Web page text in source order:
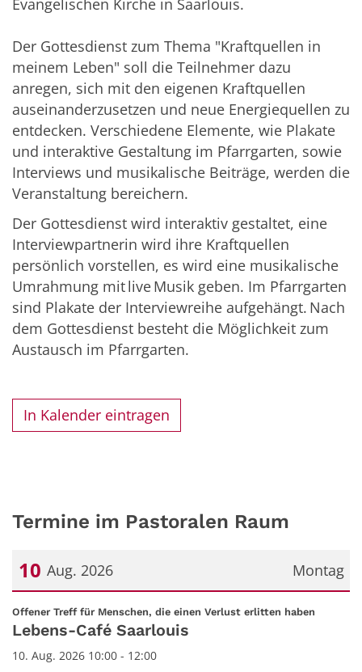
Der Gottesdienst zum Thema "Kraftquellen in
meinem Leben" soll die Teilnehmer dazu
anregen, sich mit den eigenen Kraftquellen
auseinanderzusetzen und neue Energiequellen zu
entdecken. Verschiedene Elemente, wie Plakate
und interaktive Gestaltung im Pfarrgarten, sowie
Interviews und musikalische Beiträge, werden die
Veranstaltung bereichern.
Der Gottesdienst wird interaktiv gestaltet, eine
Interviewpartnerin wird ihre Kraftquellen
persönlich vorstellen, es wird eine musikalische
Umrahmung mit live Musik geben. Im Pfarrgarten
sind Plakate der Interviewreihe aufgehängt. Nach
dem Gottesdienst besteht die Möglichkeit zum
Austausch im Pfarrgarten.
In Kalender eintragen
Termine im Pastoralen Raum
Montag
10 Aug. 2026
Datum: 10. August 2026
Offener Treff für Menschen, die einen Verlust erlitten haben
Lebens-Café Saarlouis
10. Aug. 2026 10:00 - 12:00